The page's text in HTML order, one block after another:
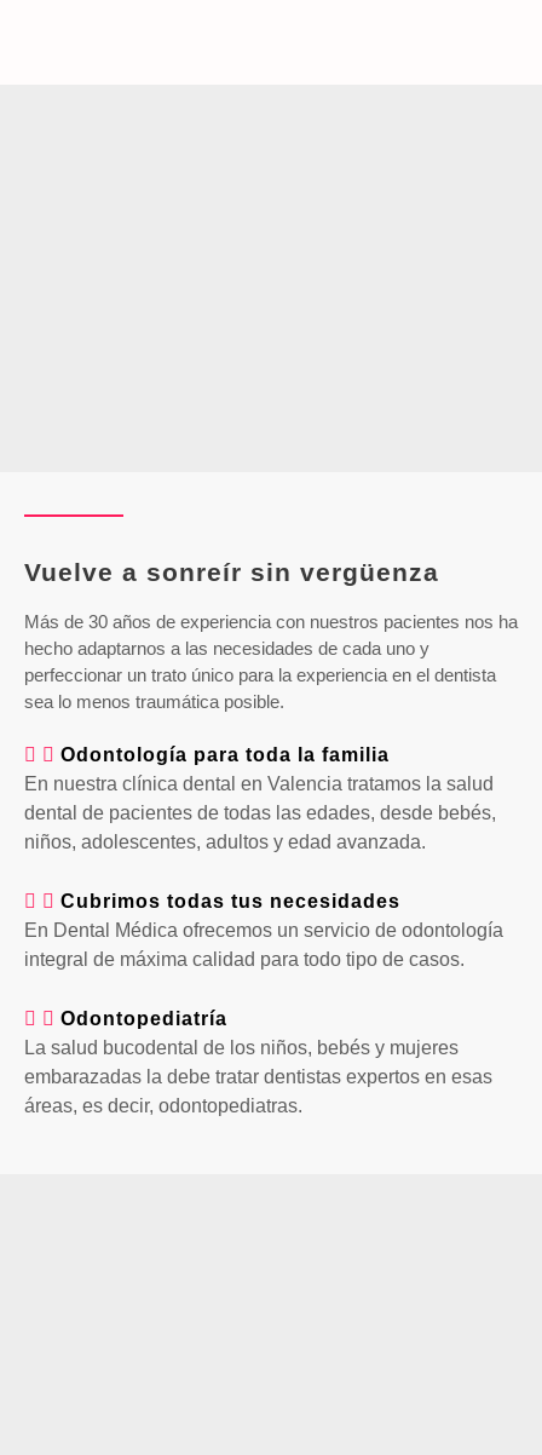
Vuelve a sonreír sin vergüenza
Más de 30 años de experiencia con nuestros pacientes nos ha
hecho adaptarnos a las necesidades de cada uno y
perfeccionar un trato único para la experiencia en el dentista
sea lo menos traumática posible.
Odontología para toda la familia
En nuestra clínica dental en Valencia tratamos la salud
dental de pacientes de todas las edades, desde bebés,
niños, adolescentes, adultos y edad avanzada.
Cubrimos todas tus necesidades​
En Dental Médica ofrecemos un servicio de odontología
integral de máxima calidad para todo tipo de casos. ​
Odontopediatría​
La salud bucodental de los niños, bebés y mujeres
embarazadas la debe tratar dentistas expertos en esas
áreas, es decir, odontopediatras.